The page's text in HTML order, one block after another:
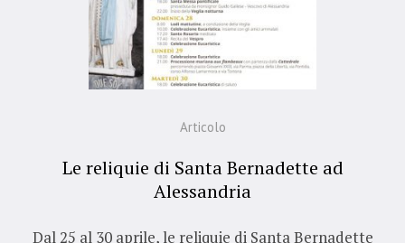
Articolo
Le reliquie di Santa Bernadette ad
Alessandria
Dal 25 al 30 aprile, le reliquie di Santa Bernadette